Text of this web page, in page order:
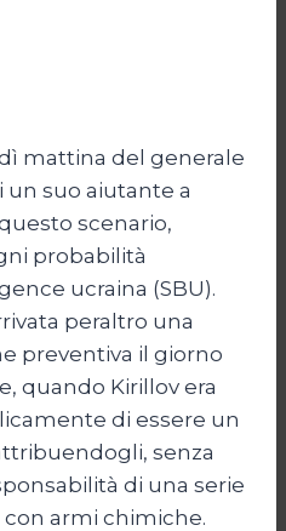
mattina del generale
un suo aiutante a
scenario,
probabilità
ucraina (SBU).
peraltro una
preventiva il giorno
quando Kirillov era
di essere un
senza
di una serie
armi chimiche.